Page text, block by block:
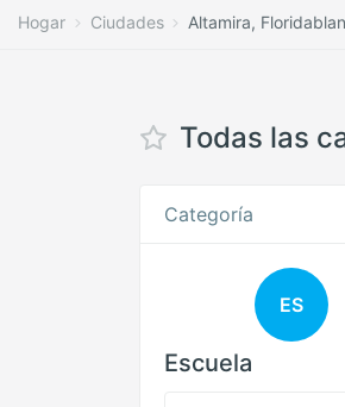
Hogar Ciudades Altamira,
Todas las
Categoría
ES
Escuela